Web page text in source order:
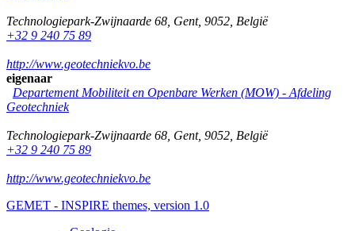
Technologiepark-Zwijnaarde 68 Gent, 9052 België
+32 9 240 75 89
http://www.geotechniekvo.be
eigenaar
Departement Mobiliteit en Openbare Werken (MOW) - Afdeling
Geotechniek
Technologiepark-Zwijnaarde 68 Gent, 9052 België
+32 9 240 75 89
http://www.geotechniekvo.be
GEMET - INSPIRE themes, version 1.0